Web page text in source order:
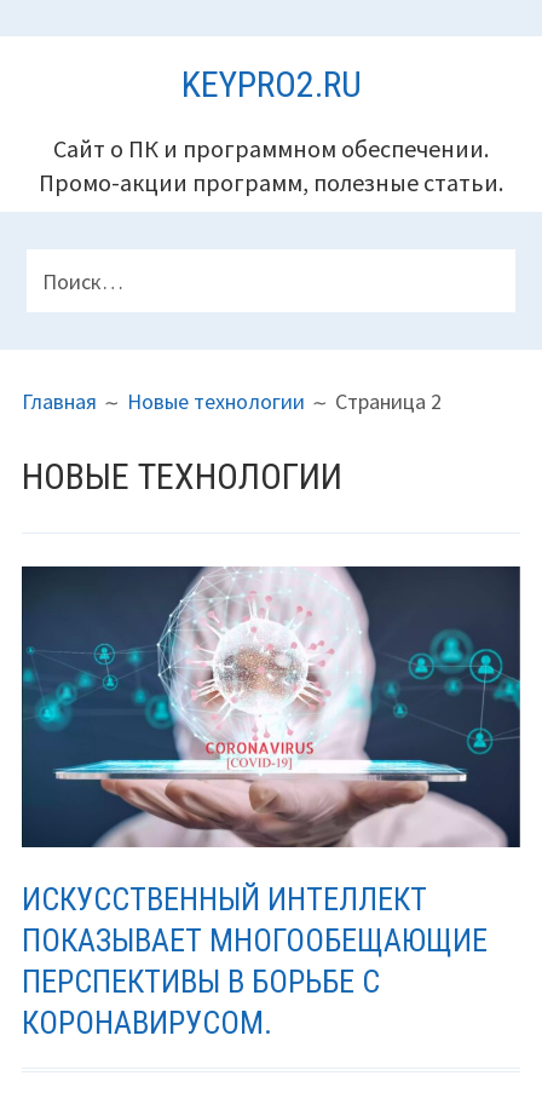
KEYPRO2.RU
Сайт о ПК и программном обеспечении.
Промо-акции программ, полезные статьи.
ВЕРХНЕГО
КОЛОНТИТУЛА
Найти:
НА
(ХЛЕБНЫЕ
КРОШКИ)
Главная Новые технологии Страница 2
НОВЫЕ ТЕХНОЛОГИИ
ИСКУССТВЕННЫЙ ИНТЕЛЛЕКТ
ПОКАЗЫВАЕТ МНОГООБЕЩАЮЩИЕ
ПЕРСПЕКТИВЫ В БОРЬБЕ С
КОРОНАВИРУСОМ.